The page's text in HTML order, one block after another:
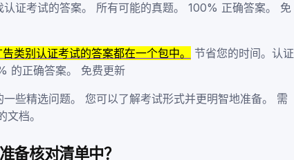
证考试的答案。 所有可能的真题。 100% 正确答案。 免
类别认证考试的答案都在一个包中。
节省您的时间。认证
的正确答案。 免费更新
些精选问题。 您可以了解考试形式并更明智地准备。 需
档。
备核对清单中？